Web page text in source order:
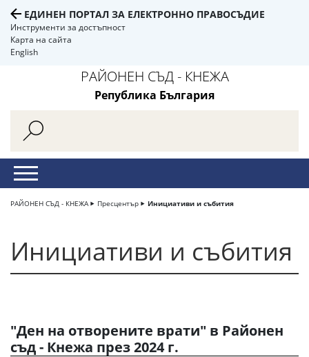
ЕДИНЕН ПОРТАЛ ЗА ЕЛЕКТРОННО ПРАВОСЪДИЕ
Инструменти за достъпност
Карта на сайта
English
РАЙОНЕН СЪД - КНЕЖА
Република България
РАЙОНЕН СЪД - КНЕЖА Пресцентър Инициативи и събития
Инициативи и събития
"Ден на отворените врати" в Районен
съд - Кнежа през 2024 г.